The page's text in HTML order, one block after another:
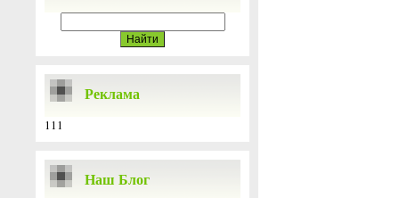
Реклама
111
Наш Блог